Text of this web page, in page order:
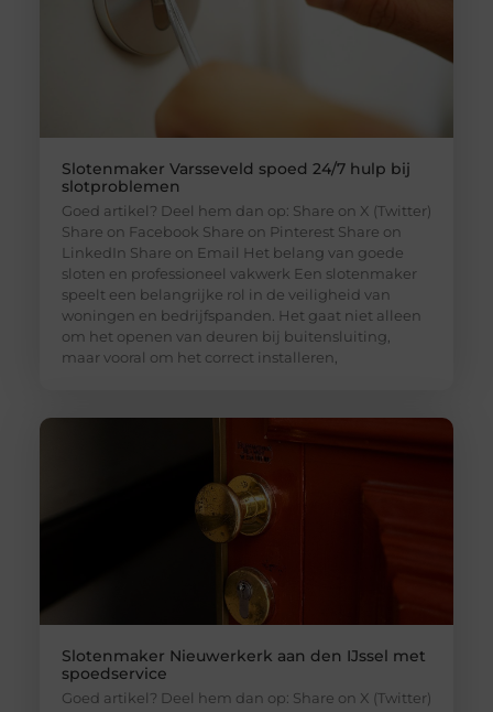
Slotenmaker Varsseveld spoed 24/7 hulp bij
slotproblemen
Goed artikel? Deel hem dan op: Share on X (Twitter)
Share on Facebook Share on Pinterest Share on
LinkedIn Share on Email Het belang van goede
sloten en professioneel vakwerk Een slotenmaker
speelt een belangrijke rol in de veiligheid van
woningen en bedrijfspanden. Het gaat niet alleen
om het openen van deuren bij buitensluiting,
maar vooral om het correct installeren,
Slotenmaker Nieuwerkerk aan den IJssel met
spoedservice
Goed artikel? Deel hem dan op: Share on X (Twitter)